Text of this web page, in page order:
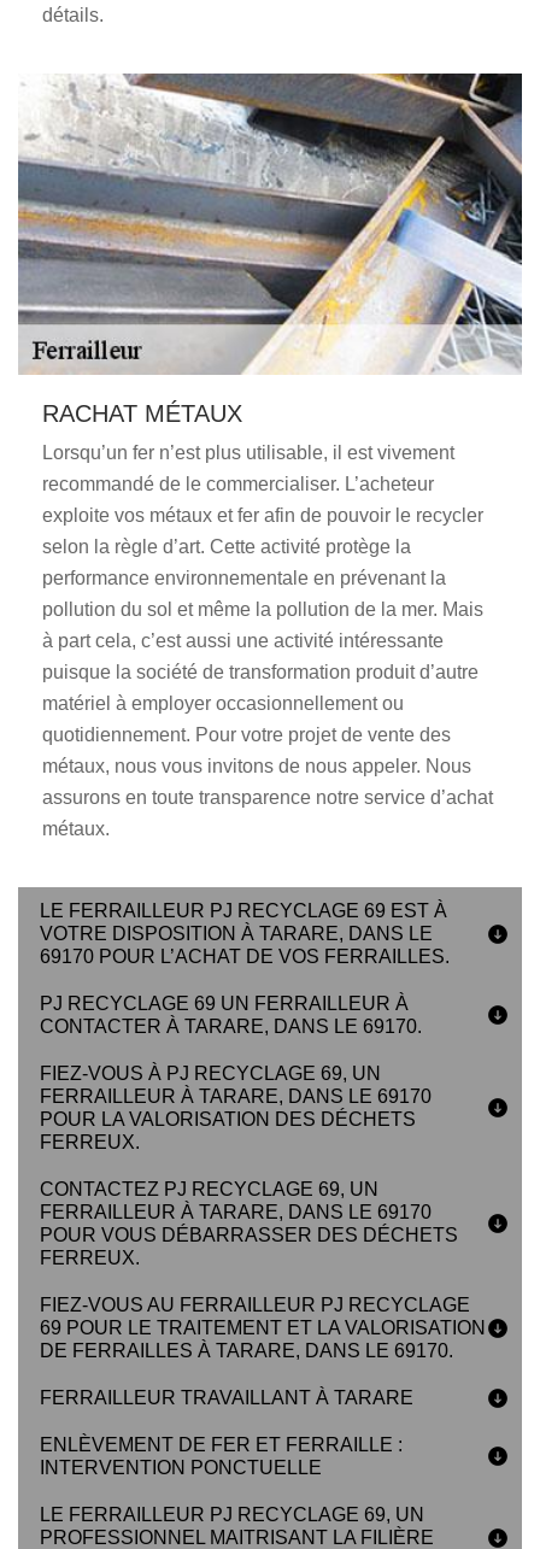
détails.
RACHAT MÉTAUX
Lorsqu’un fer n’est plus utilisable, il est vivement
recommandé de le commercialiser. L’acheteur
exploite vos métaux et fer afin de pouvoir le recycler
selon la règle d’art. Cette activité protège la
performance environnementale en prévenant la
pollution du sol et même la pollution de la mer. Mais
à part cela, c’est aussi une activité intéressante
puisque la société de transformation produit d’autre
matériel à employer occasionnellement ou
quotidiennement. Pour votre projet de vente des
métaux, nous vous invitons de nous appeler. Nous
assurons en toute transparence notre service d’achat
métaux.
LE FERRAILLEUR PJ RECYCLAGE 69 EST À
VOTRE DISPOSITION À TARARE, DANS LE
69170 POUR L’ACHAT DE VOS FERRAILLES.
PJ RECYCLAGE 69 UN FERRAILLEUR À
CONTACTER À TARARE, DANS LE 69170.
FIEZ-VOUS À PJ RECYCLAGE 69, UN
FERRAILLEUR À TARARE, DANS LE 69170
POUR LA VALORISATION DES DÉCHETS
FERREUX.
CONTACTEZ PJ RECYCLAGE 69, UN
FERRAILLEUR À TARARE, DANS LE 69170
POUR VOUS DÉBARRASSER DES DÉCHETS
FERREUX.
FIEZ-VOUS AU FERRAILLEUR PJ RECYCLAGE
69 POUR LE TRAITEMENT ET LA VALORISATION
DE FERRAILLES À TARARE, DANS LE 69170.
FERRAILLEUR TRAVAILLANT À TARARE
ENLÈVEMENT DE FER ET FERRAILLE :
INTERVENTION PONCTUELLE
LE FERRAILLEUR PJ RECYCLAGE 69, UN
PROFESSIONNEL MAITRISANT LA FILIÈRE